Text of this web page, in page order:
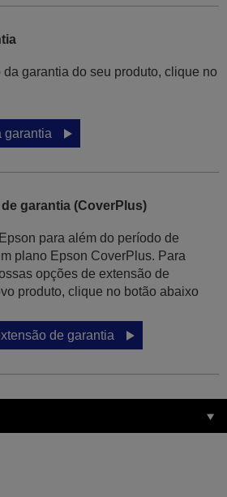
da garantia do seu produto, clique no
garantia
garantia (CoverPlus)
para além do período de
plano Epson CoverPlus. Para
opções de extensão de
produto, clique no botão abaixo
de garantia